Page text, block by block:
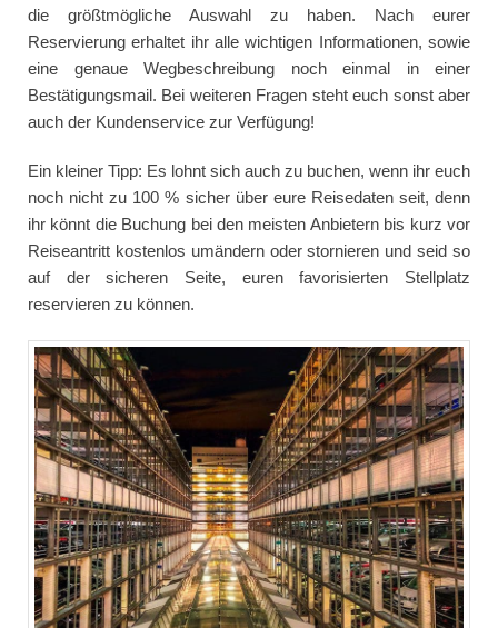
die größtmögliche Auswahl zu haben. Nach eurer
Reservierung erhaltet ihr alle wichtigen Informationen, sowie
eine genaue Wegbeschreibung noch einmal in einer
Bestätigungsmail. Bei weiteren Fragen steht euch sonst aber
auch der Kundenservice zur Verfügung!
Ein kleiner Tipp: Es lohnt sich auch zu buchen, wenn ihr euch
noch nicht zu 100 % sicher über eure Reisedaten seit, denn
ihr könnt die Buchung bei den meisten Anbietern bis kurz vor
Reiseantritt kostenlos umändern oder stornieren und seid so
auf der sicheren Seite, euren favorisierten Stellplatz
reservieren zu können.